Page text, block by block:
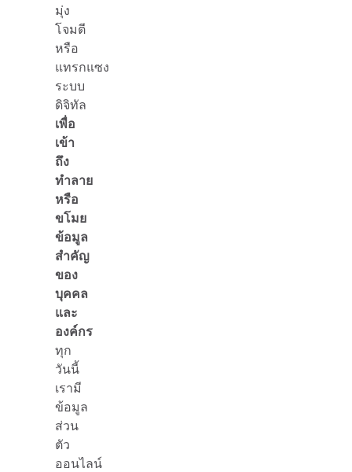
มุ่ง
โจมตี
หรือ
แทรกแซง
ระบบ
ดิจิทัล
เพื่อ
เข้า
ถึง
ทำลาย
หรือ
ขโมย
ข้อมูล
สำคัญ
ของ
บุคคล
และ
องค์กร
ทุก
วันนี้
เรามี
ข้อมูล
ส่วน
ตัว
ออนไลน์